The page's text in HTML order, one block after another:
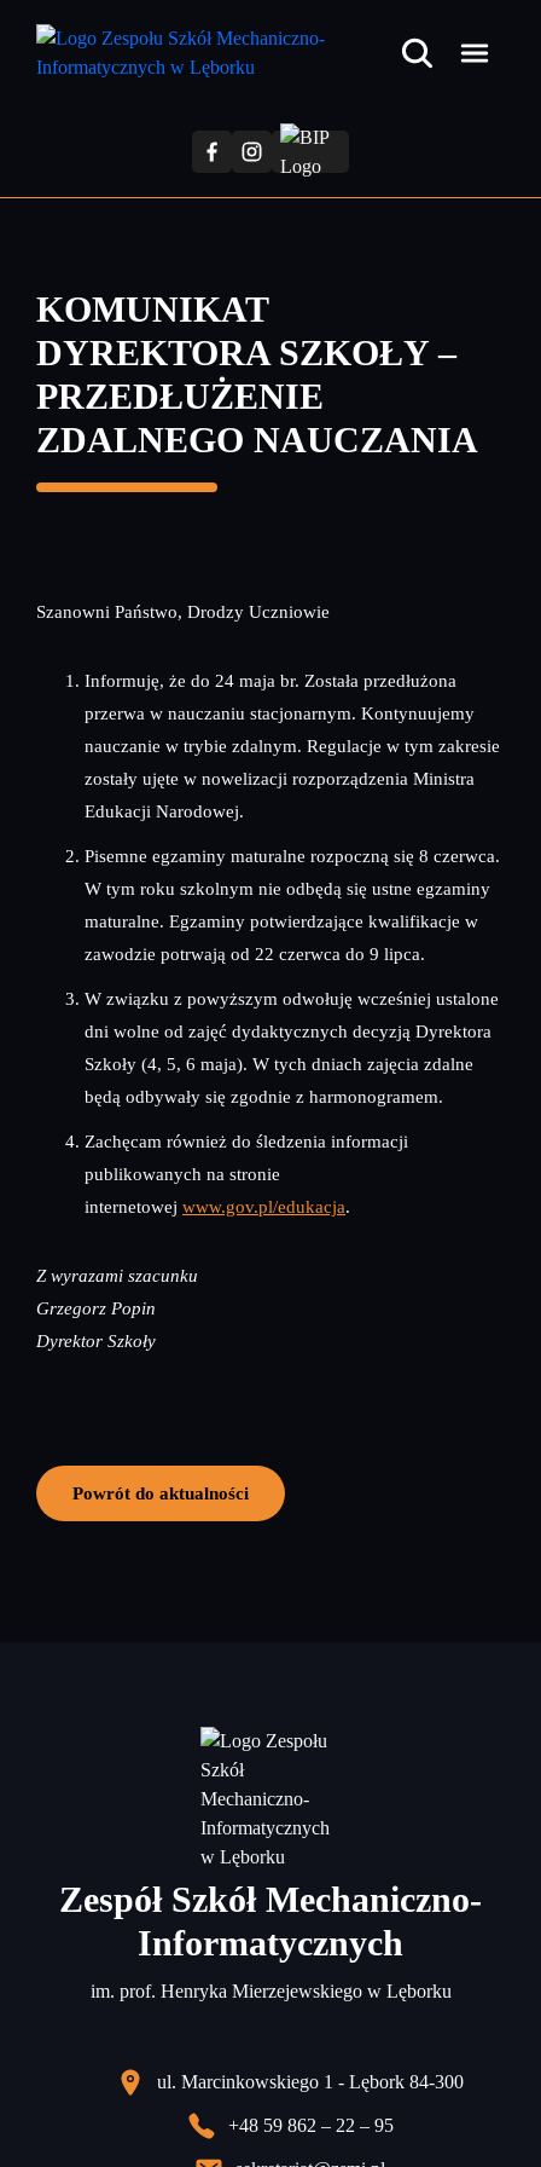
treści
KOMUNIKAT
DYREKTORA SZKOŁY –
PRZEDŁUŻENIE
ZDALNEGO NAUCZANIA
Szanowni Państwo, Drodzy Uczniowie
Informuję, że do 24 maja br. Została przedłużona
przerwa w nauczaniu stacjonarnym. Kontynuujemy
nauczanie w trybie zdalnym. Regulacje w tym zakresie
zostały ujęte w nowelizacji rozporządzenia Ministra
Edukacji Narodowej.
Pisemne egzaminy maturalne rozpoczną się 8 czerwca.
W tym roku szkolnym nie odbędą się ustne egzaminy
maturalne. Egzaminy potwierdzające kwalifikacje w
zawodzie potrwają od 22 czerwca do 9 lipca.
W związku z powyższym odwołuję wcześniej ustalone
dni wolne od zajęć dydaktycznych decyzją Dyrektora
Szkoły (4, 5, 6 maja). W tych dniach zajęcia zdalne
będą odbywały się zgodnie z harmonogramem.
Zachęcam również do śledzenia informacji
publikowanych na stronie
internetowej www.gov.pl/edukacja.
Z wyrazami szacunku
Grzegorz Popin
Dyrektor Szkoły
Powrót do aktualności
Zespół Szkół Mechaniczno-
Informatycznych
im. prof. Henryka Mierzejewskiego w Lęborku
ul. Marcinkowskiego 1 - Lębork 84-300
+48 59 862 – 22 – 95